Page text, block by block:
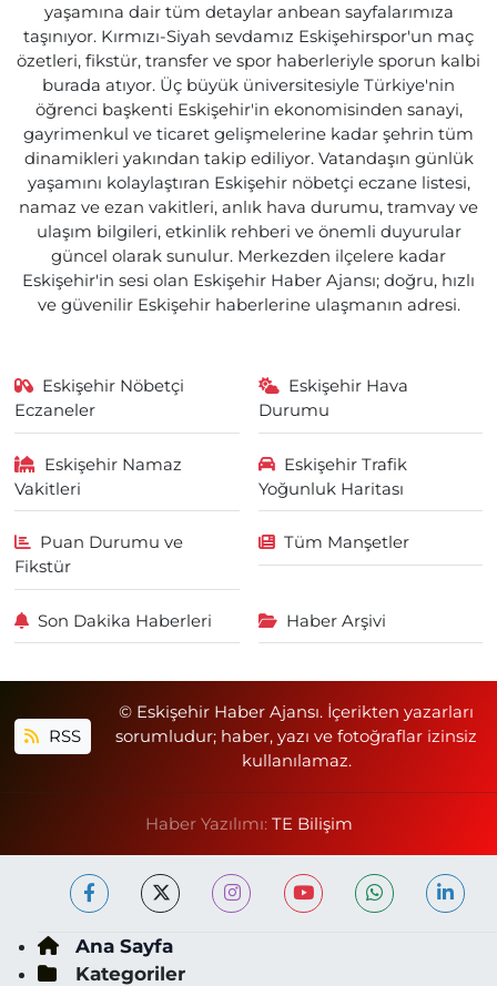
yaşamına dair tüm detaylar anbean sayfalarımıza
taşınıyor. Kırmızı-Siyah sevdamız Eskişehirspor'un maç
özetleri, fikstür, transfer ve spor haberleriyle sporun kalbi
burada atıyor. Üç büyük üniversitesiyle Türkiye'nin
öğrenci başkenti Eskişehir'in ekonomisinden sanayi,
gayrimenkul ve ticaret gelişmelerine kadar şehrin tüm
dinamikleri yakından takip ediliyor. Vatandaşın günlük
yaşamını kolaylaştıran Eskişehir nöbetçi eczane listesi,
namaz ve ezan vakitleri, anlık hava durumu, tramvay ve
ulaşım bilgileri, etkinlik rehberi ve önemli duyurular
güncel olarak sunulur. Merkezden ilçelere kadar
Eskişehir'in sesi olan Eskişehir Haber Ajansı; doğru, hızlı
ve güvenilir Eskişehir haberlerine ulaşmanın adresi.
Eskişehir Nöbetçi
Eczaneler
Eskişehir Hava
Durumu
Eskişehir Namaz
Vakitleri
Eskişehir Trafik
Yoğunluk Haritası
Puan Durumu ve
Fikstür
Tüm Manşetler
Son Dakika Haberleri Haber Arşivi
RSS
© Eskişehir Haber Ajansı. İçerikten yazarları
sorumludur; haber, yazı ve fotoğraflar izinsiz
kullanılamaz.
Haber Yazılımı: TE Bilişim
Ana Sayfa
Kategoriler